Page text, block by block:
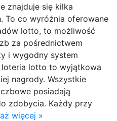
znajduje się kilka
To co wyróżnia oferowane
lotto, to możliwość
za pośrednictwem
i wygodny system
loteria lotto to wyjątkowa
nagrody. Wszystkie
posiadają
zdobycia. Każdy przy
więcej »